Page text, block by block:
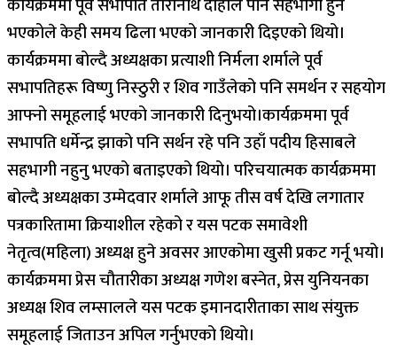
कार्यक्रममा पूर्व सभापति तारानाथ दाहाल पनि सहभागी हुने
भएकोले केही समय ढिला भएको जानकारी दिइएको थियो।
कार्यक्रममा बोल्दै अध्यक्षका प्रत्याशी निर्मला शर्माले पूर्व
सभापतिहरू विष्णु निस्ठुरी र शिव गाउँलेको पनि समर्थन र सहयोग
आफ्नो समूहलाई भएको जानकारी दिनुभयो।कार्यक्रममा पूर्व
सभापति धर्मेन्द्र झाको पनि सर्थन रहे पनि उहाँ पदीय हिसाबले
सहभागी नहुनु भएको बताइएको थियो। परिचयात्मक कार्यक्रममा
बोल्दै अध्यक्षका उम्मेदवार शर्माले आफू तीस वर्ष देखि लगातार
पत्रकारितामा क्रियाशील रहेको र यस पटक समावेशी
नेतृत्व(महिला) अध्यक्ष हुने अवसर आएकोमा खुसी प्रकट गर्नू भयो।
कार्यक्रममा प्रेस चौतारीका अध्यक्ष गणेश बस्नेत, प्रेस युनियनका
अध्यक्ष शिव लम्सालले यस पटक इमानदारीताका साथ संयुक्त
समूहलाई जिताउन अपिल गर्नुभएको थियो।